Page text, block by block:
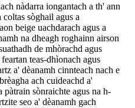
nàdarra iongantach a th' ann
sòghail agus a
beige uachdarach agus a
na dheagh roghainn airson
de mhòrachd agus
teas-dhìonach agus
a' dèanamh cinnteach nach e
ach cuideachd a'
pàtrain sònraichte agus na h-
seo a' dèanamh gach